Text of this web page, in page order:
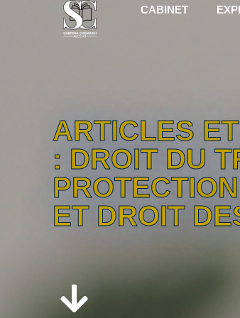
CABINET
ARTICLES
: DROIT DU
ET DROIT